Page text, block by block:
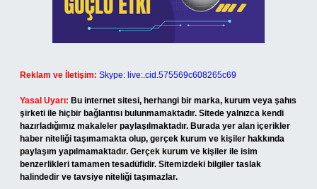
Reklam ve İletişim: Skype: live:.cid.575569c608265c69
Yasal Uyarı: Bu internet sitesi, herhangi bir marka, kurum veya şahıs
şirketi ile hiçbir bağlantısı bulunmamaktadır. Sitede yalnızca kendi
hazırladığımız makaleler paylaşılmaktadır. Burada yer alan içerikler
haber niteliği taşımamakta olup, gerçek kurum ve kişiler hakkında
paylaşım yapılmamaktadır. Gerçek kurum ve kişiler ile isim
benzerlikleri tamamen tesadüfidir. Sitemizdeki bilgiler taslak
halindedir ve tavsiye niteliği taşımazlar.